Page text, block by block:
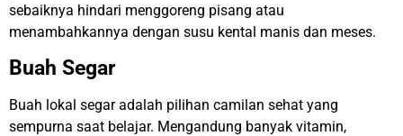
sebaiknya hindari menggoreng pisang atau
menambahkannya dengan susu kental manis dan meses.
Buah Segar
Buah lokal segar adalah pilihan camilan sehat yang
sempurna saat belajar. Mengandung banyak vitamin,